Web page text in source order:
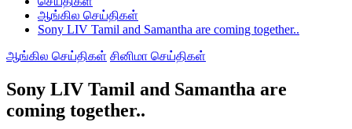
ஆங்கில செய்திகள்
Sony LIV Tamil and Samantha are coming together..
ஆங்கில செய்திகள் சினிமா செய்திகள்
Sony LIV Tamil and Samantha are
coming together..